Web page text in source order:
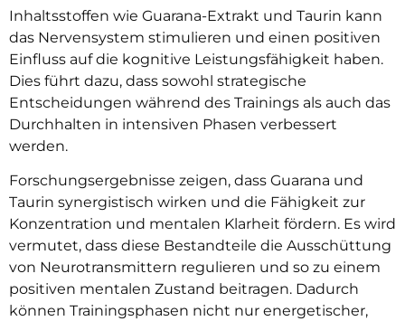
Inhaltsstoffen wie Guarana-Extrakt und Taurin kann
das Nervensystem stimulieren und einen positiven
Einfluss auf die kognitive Leistungsfähigkeit haben.
Dies führt dazu, dass sowohl strategische
Entscheidungen während des Trainings als auch das
Durchhalten in intensiven Phasen verbessert
werden.
Forschungsergebnisse zeigen, dass Guarana und
Taurin synergistisch wirken und die Fähigkeit zur
Konzentration und mentalen Klarheit fördern. Es wird
vermutet, dass diese Bestandteile die Ausschüttung
von Neurotransmittern regulieren und so zu einem
positiven mentalen Zustand beitragen. Dadurch
können Trainingsphasen nicht nur energetischer,